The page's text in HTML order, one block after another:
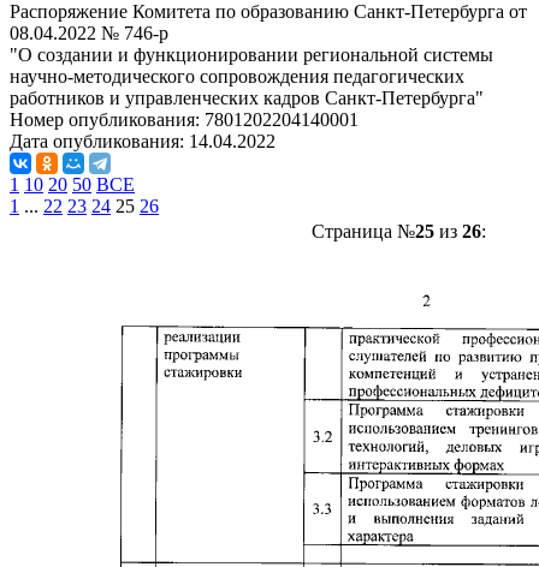
Распоряжение Комитета по образованию Санкт-Петербурга от
08.04.2022 № 746-р
"О создании и функционировании региональной системы
научно-методического сопровождения педагогических
работников и управленческих кадров Санкт-Петербурга"
Номер опубликования: 7801202204140001
Дата опубликования: 14.04.2022
1 10 20 50 ВСЕ
1 ... 22 23 24 25 26
Страница №25из 26: